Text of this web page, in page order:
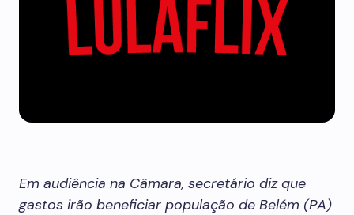
Em audiência na Câmara, secretário diz que
gastos irão beneficiar população de Belém (PA)